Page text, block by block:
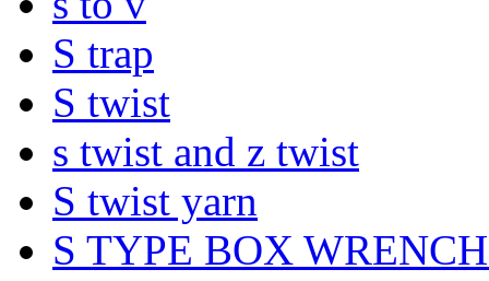
S trap
S twist
s twist and z twist
S twist yarn
S TYPE BOX